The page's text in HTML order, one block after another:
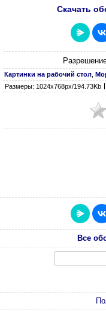
Скачать
Картинки на рабочий стол
Размеры: 1024х768px/194.73Kb
Все